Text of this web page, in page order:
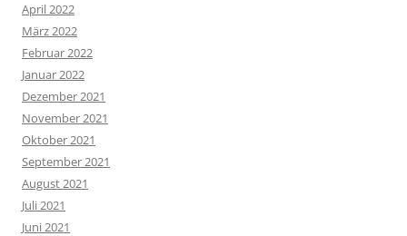
April 2022
März 2022
Februar 2022
Januar 2022
Dezember 2021
November 2021
Oktober 2021
September 2021
August 2021
Juli 2021
Juni 2021